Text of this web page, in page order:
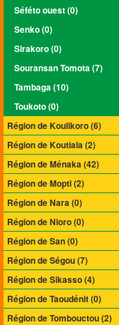
Séféto ouest (0)
Senko (0)
Sirakoro (0)
Souransan Tomota (7)
Tambaga (10)
Toukoto (0)
Région de Koulikoro (6)
Région de Koutiala (2)
Région de Ménaka (42)
Région de Mopti (2)
Région de Nara (0)
Région de Nioro (0)
Région de San (0)
Région de Ségou (7)
Région de Sikasso (4)
Région de Taoudénit (0)
Région de Tombouctou (2)